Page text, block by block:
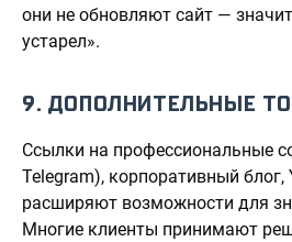
они не обновляют сайт —
устарел».
9. ДОПОЛНИТЕЛЬНЫЕ
Ссылки на профессиональные
Telegram), корпоративный блог,
расширяют возможности для
Многие клиенты принимают